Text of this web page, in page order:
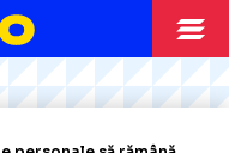
09.12.2009